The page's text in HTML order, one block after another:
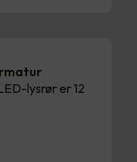
lysrør er 12